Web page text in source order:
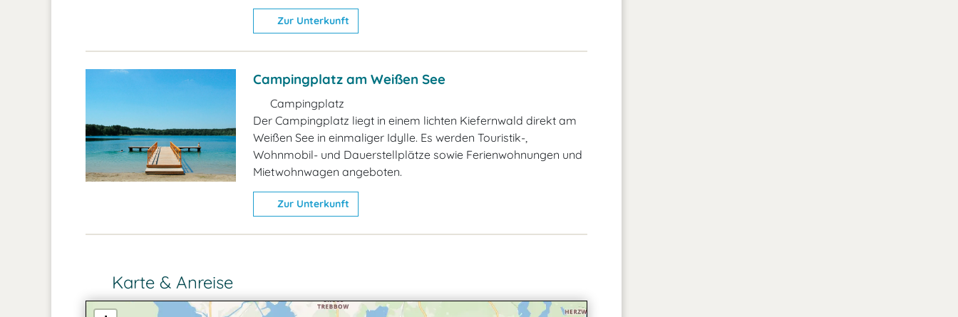
Zur Unterkunft
Campingplatz am Weißen See
Campingplatz
Der Campingplatz liegt in einem lichten Kiefernwald direkt am
Weißen See in einmaliger Idylle. Es werden Touristik-,
Wohnmobil- und Dauerstellplätze sowie Ferienwohnungen und
Mietwohnwagen angeboten.
Zur Unterkunft
Karte & Anreise